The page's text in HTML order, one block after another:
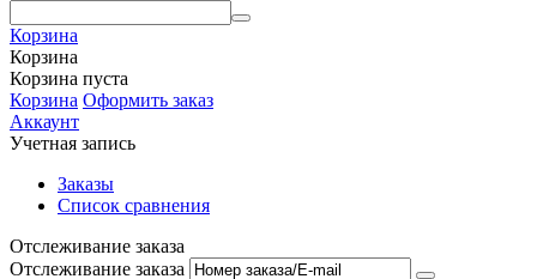
Корзина
Корзина
Корзина пуста
Корзина Оформить заказ
Аккаунт
Учетная запись
Заказы
Список сравнения
Отслеживание заказа
Отслеживание заказа